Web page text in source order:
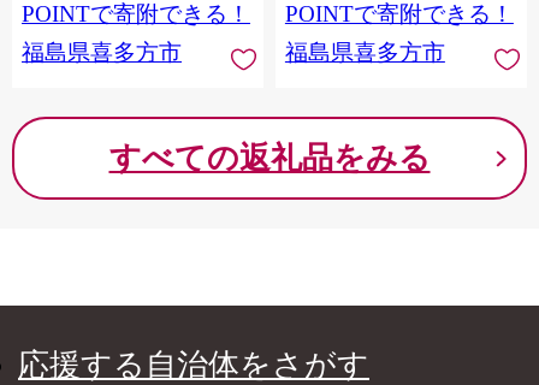
POINTで寄附できる！
福島県喜多方市
POINTで寄附できる！
福島県喜多方市
すべての返礼品をみる
応援する自治体をさがす